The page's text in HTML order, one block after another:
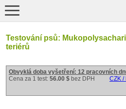
Testování psů:
teriérů
Obvyklá doba vyšetření: 12 pracovních
Cena za 1 test: 56.00 $ bez DPH CZK /